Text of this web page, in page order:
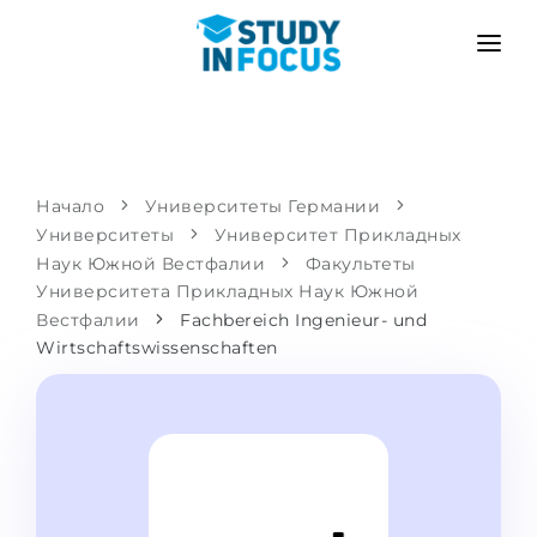
Бакалавриат и магистратура
Подготовительные курсы при вузе
Пропедевтика
ЯЗЫКОВЫЕ ШКОЛЫ
СЦЕНАРИЙ
Поступить после школы
Перевод из вуза
Магистратура в Германии
Второе высшее
С гарантией зачисления
МЕТОДИКА
УСЛУГИ
Начало
Университеты Германии
Университеты
Университет Прикладных
Наук Южной Вестфалии
Факультеты
Университета Прикладных Наук Южной
Вестфалии
Fachbereich Ingenieur- und
Wirtschaftswissenschaften